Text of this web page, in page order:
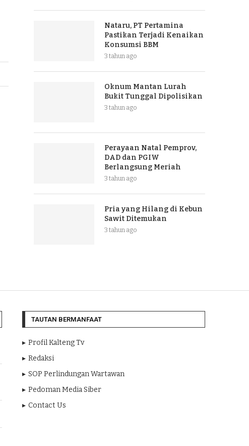
Nataru, PT Pertamina
Pastikan Terjadi Kenaikan
Konsumsi BBM
3 tahun ago
Oknum Mantan Lurah
Bukit Tunggal Dipolisikan
3 tahun ago
Perayaan Natal Pemprov,
DAD dan PGIW
Berlangsung Meriah
3 tahun ago
Pria yang Hilang di Kebun
Sawit Ditemukan
3 tahun ago
TAUTAN BERMANFAAT
Profil Kalteng Tv
Redaksi
SOP Perlindungan Wartawan
Pedoman Media Siber
Contact Us